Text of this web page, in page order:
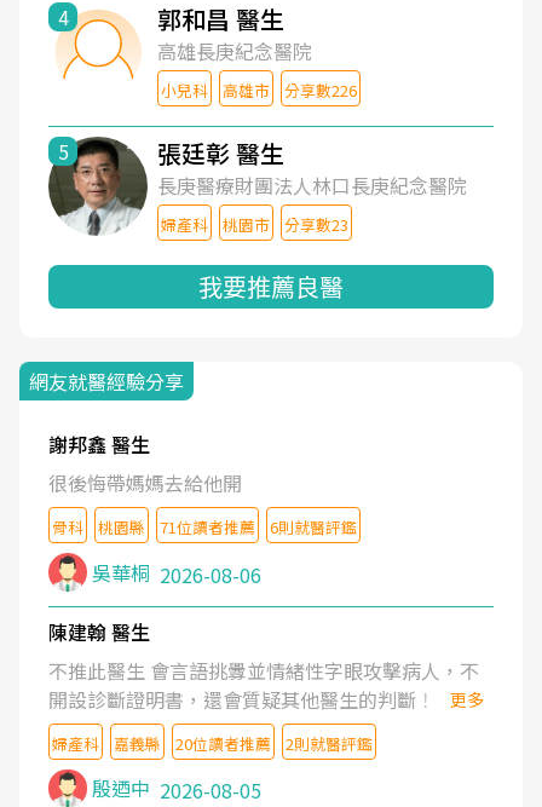
4 郭和昌 醫生
高雄長庚紀念醫院
小兒科 高雄市 分享數226
5 張廷彰 醫生
長庚醫療財團法人林口長庚紀念醫院
婦產科 桃園市 分享數23
我要推薦良醫
網友就醫經驗分享
謝邦鑫 醫生
很後悔帶媽媽去給他開
骨科 桃園縣 71位讀者推薦 6則就醫評鑑
吳華桐 2026-08-06
陳建翰 醫生
不推此醫生 會言語挑釁並情緒性字眼攻擊病人，不
開設診斷證明書，還會質疑其他醫生的判斷！
更多
婦產科 嘉義縣 20位讀者推薦 2則就醫評鑑
殷迺中 2026-08-05